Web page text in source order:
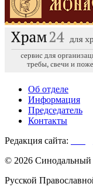
Об отделе
Информация
Председатель
Контакты
Редакция сайта:
© 2026 Синодальный
Русской